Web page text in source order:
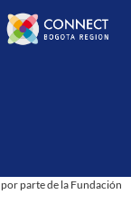
por parte de la Fundación